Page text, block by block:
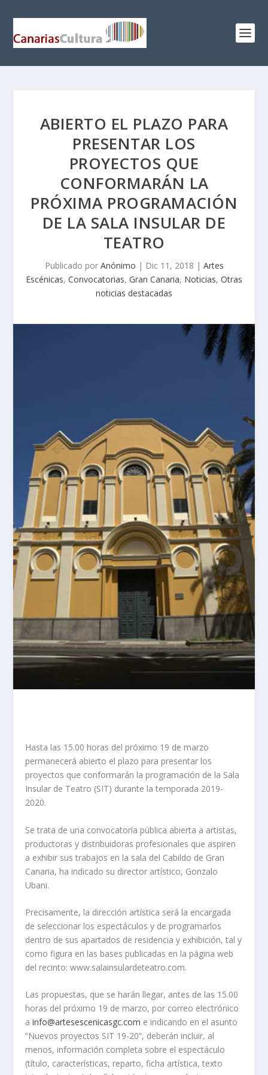
ABIERTO EL PLAZO PARA
PRESENTAR LOS
PROYECTOS QUE
CONFORMARÁN LA
PRÓXIMA PROGRAMACIÓN
DE LA SALA INSULAR DE
TEATRO
Publicado por Anónimo | Dic 11, 2018 | Artes
Escénicas, Convocatorias, Gran Canaria, Noticias, Otras
noticias destacadas
Hasta las 15.00 horas del próximo 19 de marzo
permanecerá abierto el plazo para presentar los
proyectos que conformarán la programación de la Sala
Insular de Teatro (SIT) durante la temporada 2019-
2020.
Se trata de una convocatoria pública abierta a artistas,
productoras y distribuidoras profesionales que aspiren
a exhibir sus trabajos en la sala del Cabildo de Gran
Canaria, ha indicado su director artístico, Gonzalo
Ubani.
Precisamente, la dirección artística será la encargada
de seleccionar los espectáculos y de programarlos
dentro de sus apartados de residencia y exhibición, tal y
como figura en las bases publicadas en la página web
del recinto: www.salainsulardeteatro.com.
Las propuestas, que se harán llegar, antes de las 15.00
horas del próximo 19 de marzo, por correo electrónico
ainfo@artesescenicasgc.com e indicando en el asunto
“Nuevos proyectos SIT 19-20”, deberán incluir, al
menos, información completa sobre el espectáculo
(título, características, reparto, ficha artística, texto